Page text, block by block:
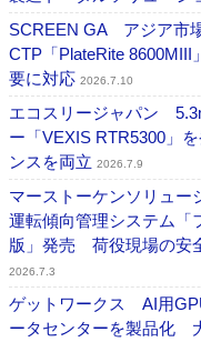
SCREEN GA アジア市
CTP「PlateRite
要に対応 2026.7.10
エコスリージャパン
ー「VEXIS RTR5300」
ンスを両立 2026.7.9
マーストーケンソリュ
運転傾向管理システム「
版」発売 荷役現場の安
2026.7.3
ゲットワークス AI用
ータセンターを製品化